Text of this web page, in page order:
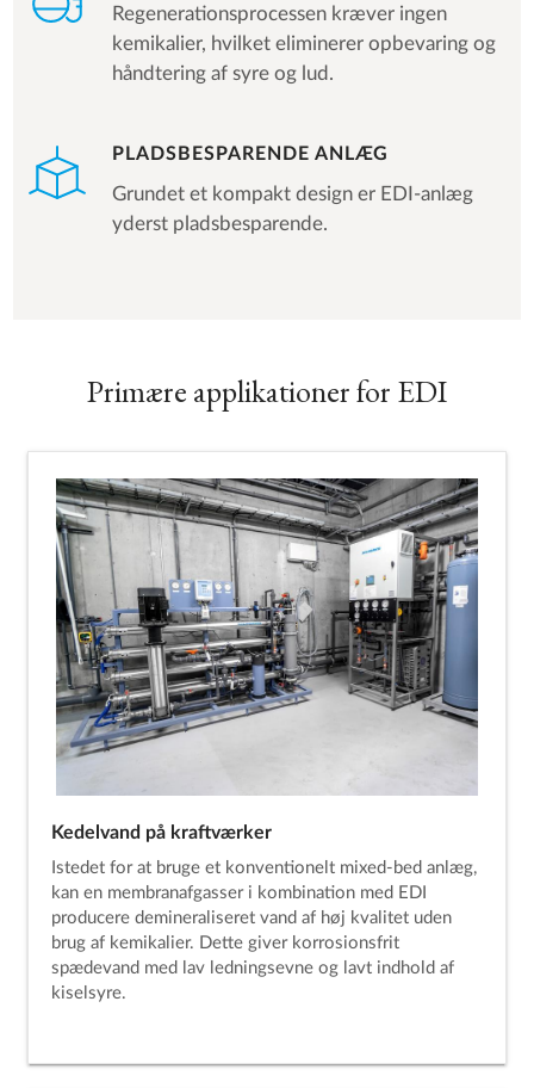
Regenerationsprocessen kræver ingen
kemikalier, hvilket eliminerer opbevaring og
håndtering af syre og lud.
PLADSBESPARENDE ANLÆG
Grundet et kompakt design er EDI-anlæg
yderst pladsbesparende.
Primære applikationer for EDI
Kedelvand på kraftværker
Istedet for at bruge et konventionelt mixed-bed anlæg,
kan en membranafgasser i kombination med EDI
producere demineraliseret vand af høj kvalitet uden
brug af kemikalier. Dette giver korrosionsfrit
spædevand med lav ledningsevne og lavt indhold af
kiselsyre.